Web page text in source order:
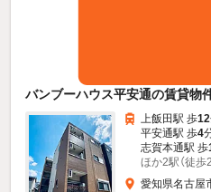
バンブーハウス平安通の賃貸物
上飯田駅 歩12
平安通駅 歩4
志賀本通駅 歩
ほか2駅（徒歩
愛知県名古屋